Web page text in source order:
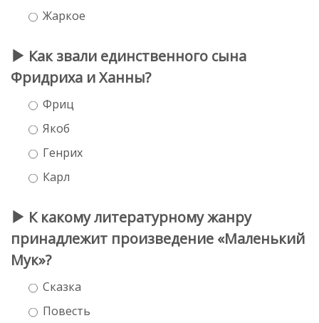
Жаркое
Как звали единственного сына
Фридриха и Ханны?
Фриц
Якоб
Генрих
Карл
К какому литературному жанру
принадлежит произведение «Маленький
Мук»?
Сказка
Повесть